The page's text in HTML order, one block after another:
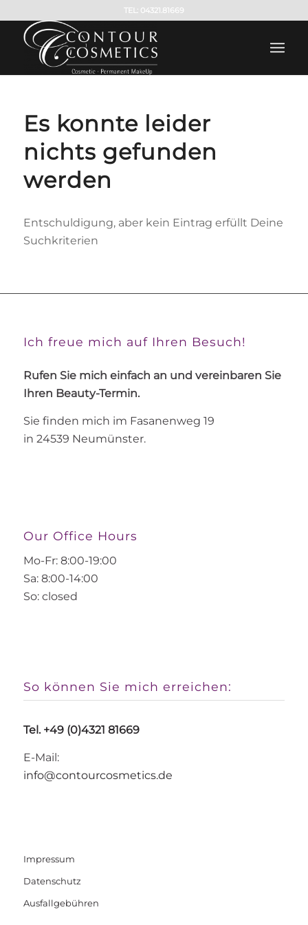
TEL: 04321.81669
Es konnte leider
nichts gefunden
werden
Entschuldigung, aber kein Eintrag erfüllt Deine
Suchkriterien
Ich freue mich auf Ihren Besuch!
Rufen Sie mich einfach an und vereinbaren Sie
Ihren Beauty-Termin.
Sie finden mich im Fasanenweg 19
in 24539 Neumünster.
Our Office Hours
Mo-Fr: 8:00-19:00
Sa: 8:00-14:00
So: closed
So können Sie mich erreichen:
Tel. +49 (0)4321 81669
E-Mail:
info@contourcosmetics.de
Impressum
Datenschutz
Ausfallgebühren